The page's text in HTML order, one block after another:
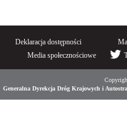
Deklaracja dostępności
Media społecznościowe
Generalna Dyrekcja Dróg Krajowych i